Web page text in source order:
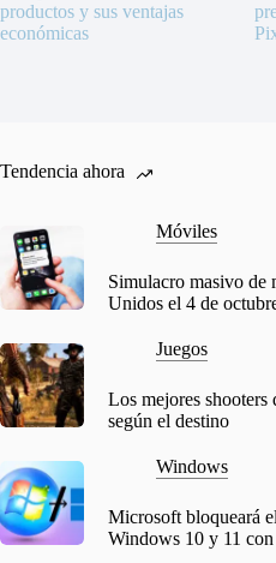
productos y sus ventajas
económicas
Tendencia ahora
Móviles
Simulacro masivo de
Unidos el 4 de
Juegos
Los mejores
según el destino
Windows
Microsoft bloqueará
Windows 10 y 11